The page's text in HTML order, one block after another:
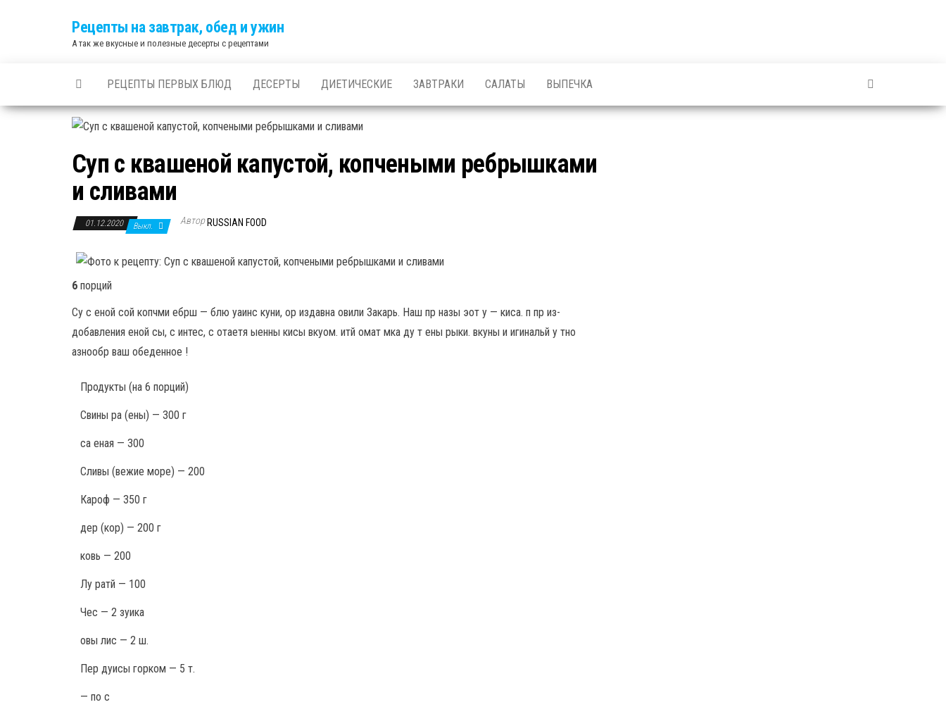
Рецепты на завтрак, обед и ужин
А так же вкусные и полезные десерты с рецептами
РЕЦЕПТЫ ПЕРВЫХ БЛЮД ДЕСЕРТЫ ДИЕТИЧЕСКИЕ ЗАВТРАКИ САЛАТЫ ВЫПЕЧКА
Суп с квашеной капустой, копчеными ребрышками
и сливами
01.12.2020 Выкл. Автор RUSSIAN FOOD
6 порций
Су с еной сой копчми ебрш — блю уаинс куни, ор издавна овили Закарь. Наш пр назы эот у — киса. п пр из-
добавления еной сы, с интес, с отаетя ыенны кисы вкуом. итй омат мка ду т ены рыки. вкуны и игинальй у тно
азнообр ваш обеденное !
Продукты (на 6 порций)
Свины ра (ены) — 300 г
са еная — 300
Сливы (вежие море) — 200
Кароф — 350 г
дер (кор) — 200 г
ковь — 200
Лу ратй — 100
Чес — 2 зуика
овы лис — 2 ш.
Пер дуисы горком — 5 т.
— по с